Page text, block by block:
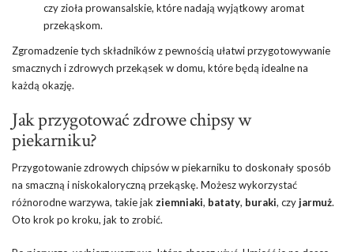
czyzioła prowansalskie, które nadają wyjątkowy aromat
przekąskom.
Zgromadzenie tych składników z pewnością ułatwi przygotowywanie
smacznych i zdrowych przekąsek w domu, które będą idealne na
każdą okazję.
Jak przygotować zdrowe chipsy w
piekarniku?
Przygotowanie zdrowych chipsów w piekarniku to doskonały sposób
na smaczną i niskokaloryczną przekąskę. Możesz wykorzystać
różnorodne warzywa, takie jak ziemniaki, bataty, buraki, czyjarmuż.
Oto krok po kroku, jak to zrobić.